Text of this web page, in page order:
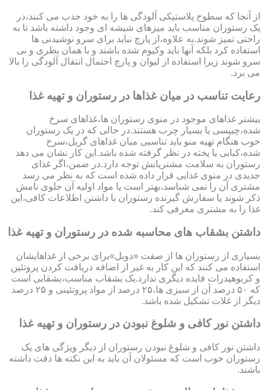
از آنجا که سطوح پلاستیکی آلودگی ها را به خود جذب می کنند،در
یک رستوران مناسب باید میزهای شیشه ای وجود داشته باشد تا به
راحتی تمیز شوند.به علاوه،از پارچ نباید برای سرو نوشیدنی ها
استفاده کرد بلکه آنها باید وکیوم شده باشند و با همان بطری و نی
سرو شوند زیرا استفاده از لیوان و پارچ احتمال انتقال آلودگی را بالا
می برد.
رعایت تناسب در میان غذاها در رستوران و تهیه غذا
بیشتر غذاهای موجود در منوی رستوران ها،غذاهای سرخ
شده،چیپسی یا بسیار چرب هستند.در حالی که در یک رستوران
خوب هنگام تهیه منو باید تناسبی میان غذاهای گریل،سرخ
شده،کبابی یا پخته در نظر گرفته شده باشد.این کار نشان می دهد
رستوران به سلامت مشتریانش توجه دارد.در ضمن،اگر غذای
جدیدی در منوی غذایی قرار داده شده است که به نظر می رسد
مشتری آن را نمی شناسد،بهتر است یا مواد اولیه آن جلوی نامش
ذکر شوند یا سفارش گیرنده رستوران با داشتن اطلاعات کافی،این
غذا را به مشتری معرفی کند.
داشتن بشقاب های محاسبه شده در رستوران و تهیه غذا
بسیاری از رستوران ها از صفت «دوبل»برای برخی از غذاهایشان
استفاده می کنند که این کار به غیر از اضافه دریافت کردن پروتئین
و کربوهیدرات فایده دیگری ندارد.یک بشقاب مناسب،بشقابی است
که ۵۰ درصد آن از سبزی ها،۲۵ درصد از مواد پروتئینی و ۲۵ درصد
دیگر از غلات تشکیل شده باشد.
داشتن نور کافی و شلوغ نبودن در رستوران و تهیه غذا
داشتن نور کافی و شلوغ نبودن رستوران از دیگر ویژگی های یک
رستوران خوب است که مسئولان آن باید به این نکته ها دقت داشته
باشند.